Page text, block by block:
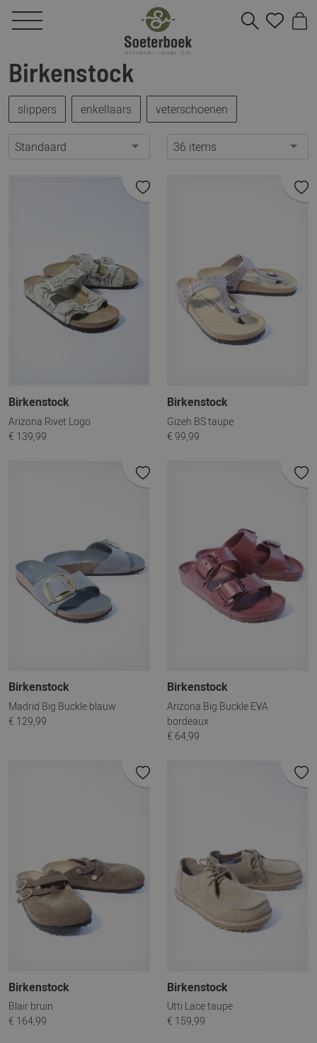
Birkenstock
slippers enkellaars veterschoenen
Standaard 36 items
Birkenstock
Arizona Rivet Logo
€ 139,99
Birkenstock
Gizeh BS taupe
€ 99,99
Birkenstock
Madrid Big Buckle blauw
€ 129,99
Birkenstock
Arizona Big Buckle EVA
bordeaux
€ 64,99
Birkenstock
Blair bruin
€ 164,99
Birkenstock
Utti Lace taupe
€ 159,99